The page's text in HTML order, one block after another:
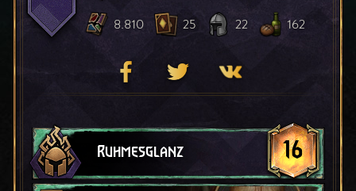
8.810 25 22 162
Ruhmesglanz 16